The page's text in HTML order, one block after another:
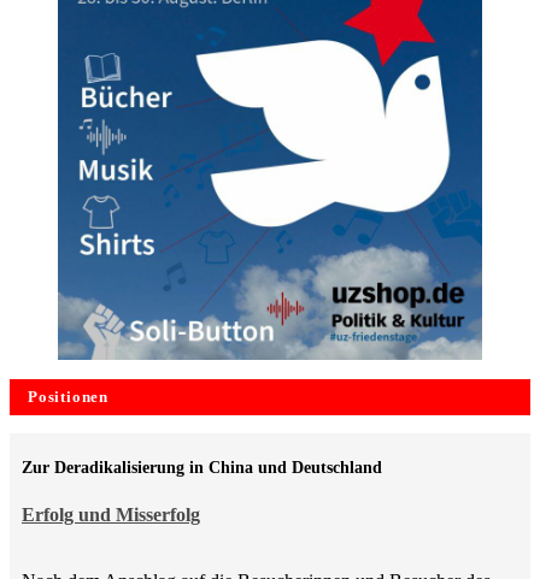
Positionen
Erfolg und Misserfolg
Zur Deradikalisierung in China und Deutschland